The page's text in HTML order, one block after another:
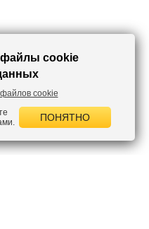
файлы cookie
cookie
ПОНЯТНО